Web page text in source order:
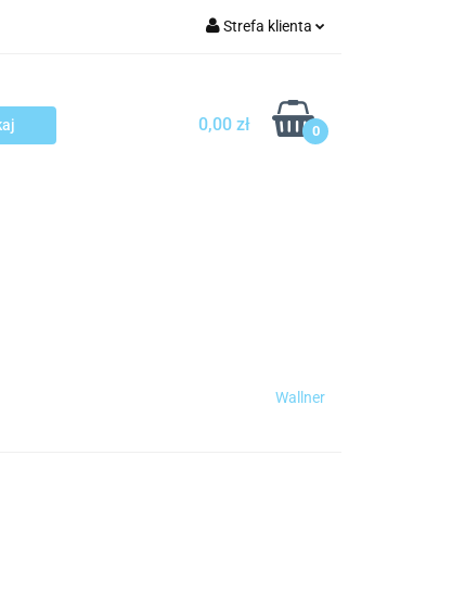
Strefa klienta
Zarejestruj się
Dodaj zgłoszenie
0,00 zł 0
Wallner